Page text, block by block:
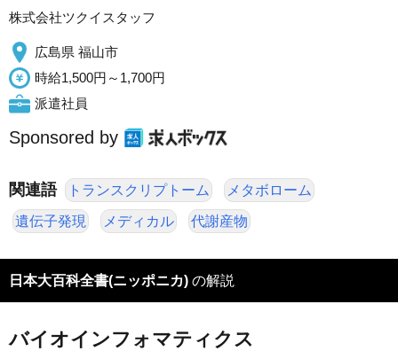
株式会社ツクイスタッフ
広島県 福山市
時給1,500円～1,700円
派遣社員
Sponsored by
関連語 トランスクリプトーム メタボローム
遺伝子発現 メディカル 代謝産物
日本大百科全書(ニッポニカ) の解説
バイオインフォマティクス